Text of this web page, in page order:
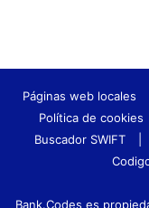
Páginas web locales
Política de cookies
Buscador SWIFT
Bank.Codes es